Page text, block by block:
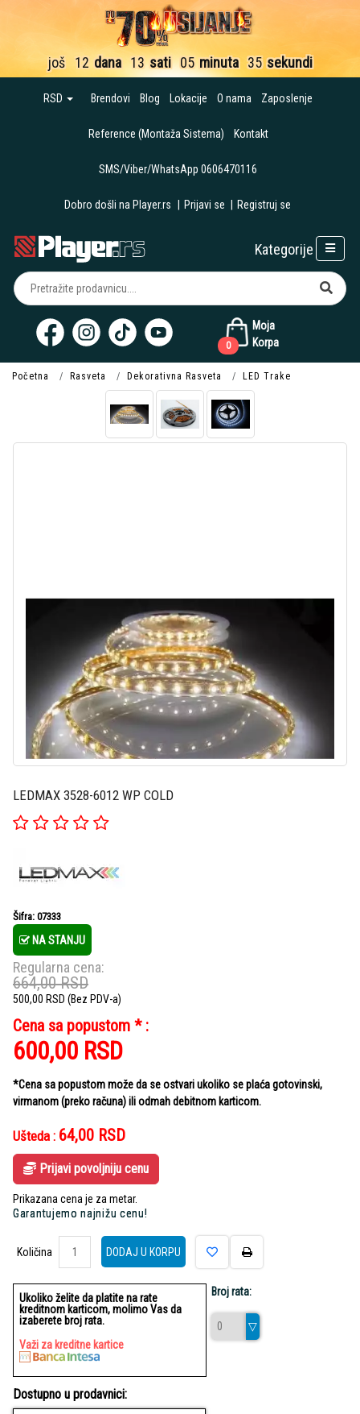
još 12 dana 13 sati 05 minuta 35 sekundi
RSD Brendovi Blog Lokacije O nama Zaposlenje
Reference (Montaža Sistema) Kontakt
SMS/Viber/WhatsApp 0606470116
Dobro došli na Player.rs Prijavi se Registruj se
Moja
Korpa
0
Kategorije
Početna Rasveta Dekorativna Rasveta LED Trake
LEDMAX 3528-6012 WP COLD
Šifra: 07333
NA STANJU
Regularna cena:
664,00RSD
500,00 RSD (Bez PDV-a)
Cena sa popustom * :
600,00 RSD
*Cena sa popustom može da se ostvari ukoliko se plaća gotovinski,
virmanom (preko računa) ili odmah debitnom karticom.
Ušteda : 64,00 RSD
Prijavi povoljniju cenu
Prikazana cena je za metar.
Garantujemo najnižu cenu!
Količina
Količina
DODAJ U KORPU
Ukoliko želite da platite na rate
kreditnom karticom, molimo Vas da
izaberete broj rata.
Važi za kreditne kartice
Broj rata:
Dostupno u prodavnici: